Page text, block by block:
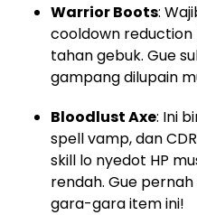
Warrior Boots:
cooldown reduction
tahan gebuk. Gue
gampang dilupain
Bloodlust Axe: Ini
spell vamp, dan
skill lo nyedot HP
rendah. Gue
gara-gara item ini!